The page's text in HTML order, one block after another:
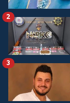
2
3